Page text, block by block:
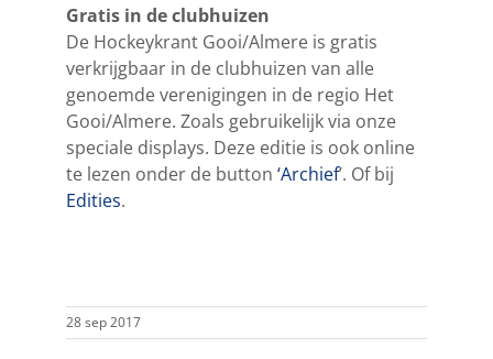
Gratis in de clubhuizen
De Hockeykrant Gooi/Almere is gratis
verkrijgbaar in de clubhuizen van alle
genoemde verenigingen in de regio Het
Gooi/Almere. Zoals gebruikelijk via onze
speciale displays. Deze editie is ook online
te lezen onder de button ‘Archief’. Of bij
Edities.
28 sep 2017